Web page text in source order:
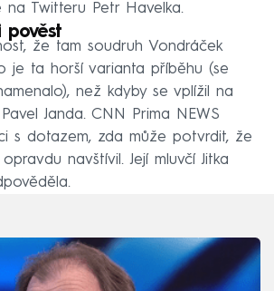
na Twitteru Petr Havelka.
pověst
že tam soudruh Vondráček
je ta horší varianta příběhu (se
než kdyby se vplížil na
Janda. CNN Prima NEWS
s dotazem, zda může potvrdit, že
navštívil. Její mluvčí Jitka